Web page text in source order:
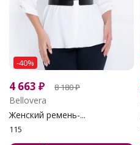
-40%
4 663 ₽ 8 180₽
Bellovera
Женский ремень-...
115